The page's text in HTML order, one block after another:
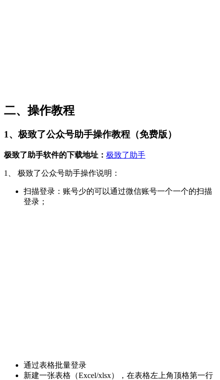
二、操作教程
1、极致了公众号助手操作教程（免费版）
极致了助手软件的下载地址： 极致了助手
1、 极致了公众号助手操作说明：
扫描登录：账号少的可以通过微信账号一个一个的扫描
登录；
通过表格批量登录
新建一张表格（Excel/xlsx），在表格左上角顶格第一行